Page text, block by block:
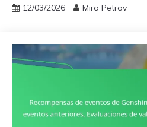
12/03/2026 Mira Petrov